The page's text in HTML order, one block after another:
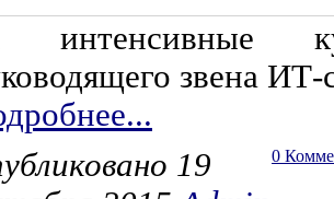
интенсивные
звена
0
19